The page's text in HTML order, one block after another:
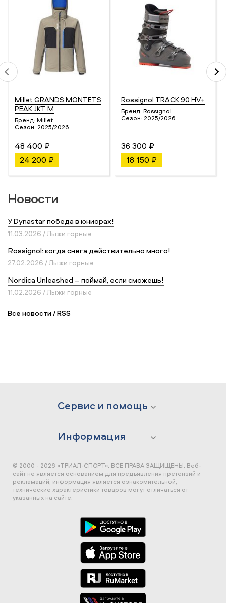
Millet GRANDS MONTETS
PEAK JKT M
Бренд: Millet
Сезон: 2025/2026
48 400 ₽
24 200 ₽
Rossignol TRACK 90 HV+
Бренд: Rossignol
Сезон: 2025/2026
36 300 ₽
18 150 ₽
Новости
У Dynastar победа в юниорах!
11.03.2026 / Лыжи горные
Rossignol: когда снега действительно много!
27.02.2026 / Лыжи горные
Nordica Unleashed – поймай, если сможешь!
11.02.2026 / Лыжи горные
Все новости/RSS
Сервис и помощь
Информация
© 2000 - 2026 «ТРИАЛ-СПОРТ». ВСЕ ПРАВА ЗАЩИЩЕНЫ. Веб-
сайт не является основанием для предъявления претензий и
рекламаций, информация является ознакомительной,
технические характеристики товаров могут отличаться от
указанных на сайте.